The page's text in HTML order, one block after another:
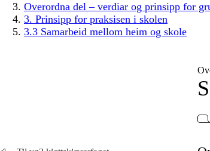
Overordna del – verdiar og prinsipp for
3. Prinsipp for praksisen i skolen
3.3 Samarbeid mellom heim og skole